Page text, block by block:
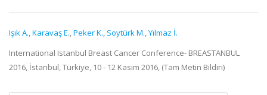
Işık A.,Karavaş E.,Peker K., Soytürk M.,Yılmaz İ.
International Istanbul Breast Cancer Conference- BREASTANBUL
2016, İstanbul, Türkiye, 10 - 12 Kasım 2016, (Tam Metin Bildiri)